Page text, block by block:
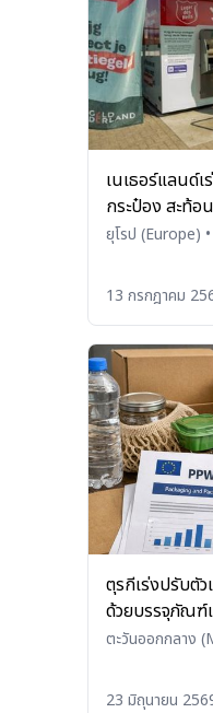
เนเธอร์แลนด์
กระป๋อง สะท้อ
ภัณฑ์ในยุโรป
ยุโรป (Europe) •
13 กรกฎาคม
ตุรกีเร่งปรับตัว
ด้วยบรรจุภัณฑ์
สหภาพยุโรป
ตะวันออกกลาง
23 มิถุนายน